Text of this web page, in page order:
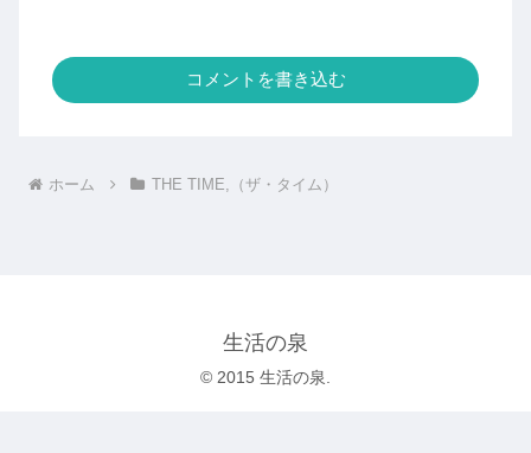
コメントを書き込む
ホーム THE TIME,（ザ・タイム）
生活の泉
© 2015 生活の泉.